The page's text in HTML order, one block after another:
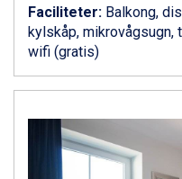
Arabba från 11.045
La Thuile från
Cervinia från 8.245
Sölden från 12.995
Passo Tonale från
Champoluc från
Sestriere från 6.945
Faciliteter: Balkong,
kylskåp, mikrovågsugn,
wifi (gratis)